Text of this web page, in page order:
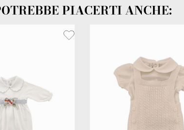
PIACERTI ANCHE: